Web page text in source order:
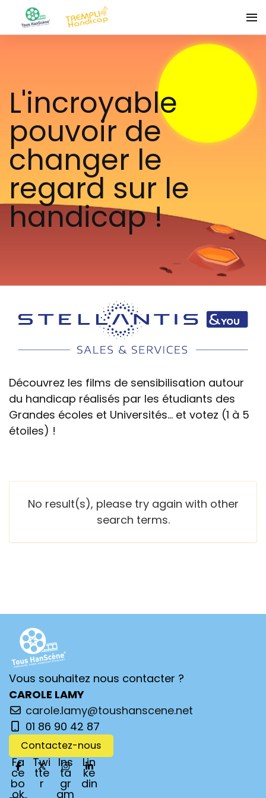
L'incroyable
pouvoir de
changer le
regard sur le
handicap !
Découvrez les films de sensibilisation autour
du handicap réalisés par les étudiants des
Grandes écoles et Universités... et votez (1 à 5
étoiles) !
No result(s), please try again with other
search terms.
Vous souhaitez nous contacter ?
CAROLE LAMY
carole.lamy@toushanscene.net
01 86 90 42 87
Contactez-nous
Fa
ce
bo
ok
Twi
tte
r
Ins
ta
gr
am
Lin
ke
din